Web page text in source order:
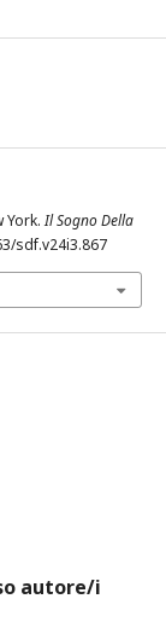
York.Il Sogno Della
sdf.v24i3.867
autore/i